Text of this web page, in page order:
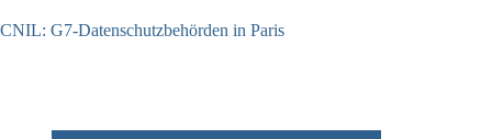
CNIL: G7-Datenschutzbehörden in Paris